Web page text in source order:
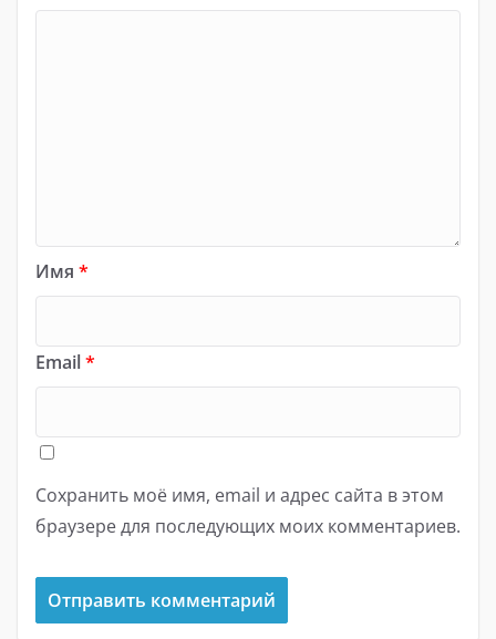
Имя *
Email*
Сохранить моё имя, email и адрес сайта в этом
браузере для последующих моих комментариев.